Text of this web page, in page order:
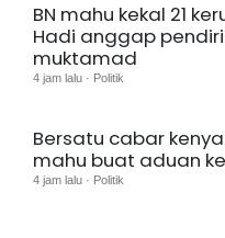
BN mahu kekal 21
Hadi anggap
muktamad
4 jam lalu · Politik
Bersatu cabar
mahu buat aduan
4 jam lalu · Politik